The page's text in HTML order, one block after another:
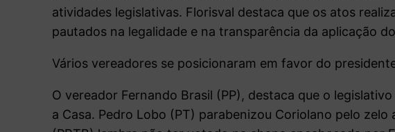
atividades legislativas. Florisval destaca que os atos
pautados na legalidade e na transparência da aplicação
Vários vereadores se posicionaram em favor do
O vereador Fernando Brasil (PP), destaca que o
a Casa. Pedro Lobo (PT) parabenizou Coriolano pelo